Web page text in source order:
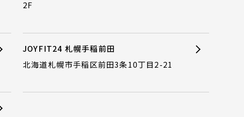
2F
JOYFIT24 札幌手稲前田
北海道札幌市手稲区前田3条10丁目2-21